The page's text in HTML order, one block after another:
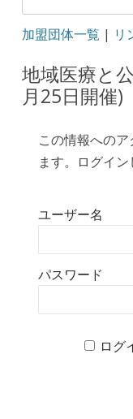
加盟団体一覧 | リ
地域医療と
月25日開催)
この情報への
ます。ログイン
ユーザー名
パスワード
ログ